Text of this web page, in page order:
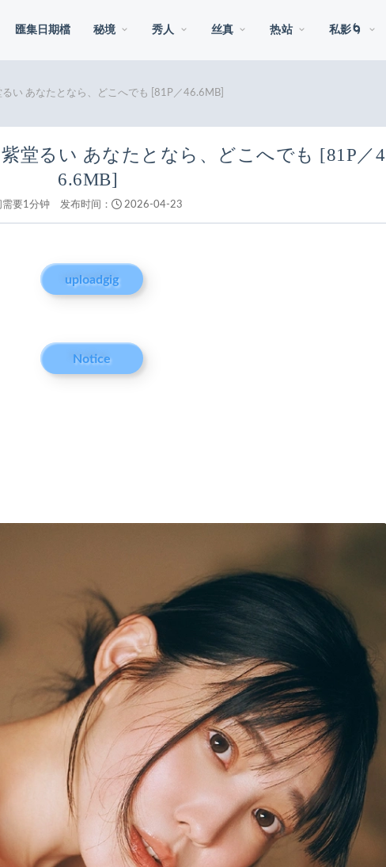
匯集日期檔 秘境 秀人 丝真 热站 私影🌀
るい あなたとなら、どこへでも [81P／46.6MB]
堂るい あなたとなら、どこへでも [81P／4
6.6MB]
要1分钟 发布时间： 2026-04-23
uploadgig
Notice